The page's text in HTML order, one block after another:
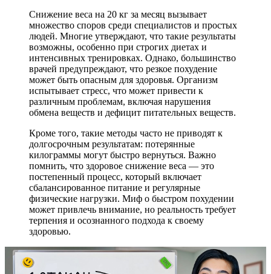
Снижение веса на 20 кг за месяц вызывает
множество споров среди специалистов и простых
людей. Многие утверждают, что такие результаты
возможны, особенно при строгих диетах и
интенсивных тренировках. Однако, большинство
врачей предупреждают, что резкое похудение
может быть опасным для здоровья. Организм
испытывает стресс, что может привести к
различным проблемам, включая нарушения
обмена веществ и дефицит питательных веществ.
Кроме того, такие методы часто не приводят к
долгосрочным результатам: потерянные
килограммы могут быстро вернуться. Важно
помнить, что здоровое снижение веса — это
постепенный процесс, который включает
сбалансированное питание и регулярные
физические нагрузки. Миф о быстром похудении
может привлечь внимание, но реальность требует
терпения и осознанного подхода к своему
здоровью.